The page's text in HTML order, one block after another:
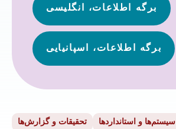
برگه اطلاعات، انگلیسی
برگه اطلاعات، اسپانیایی
تحقیقات و گزارش‌ها سیستم‌ها و استانداردها